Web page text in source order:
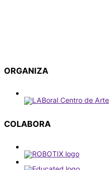
ORGANIZA
COLABORA